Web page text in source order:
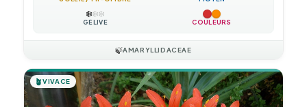
❄️❄️❄️
GÉLIVE COULEURS
🍃AMARYLLIDACEAE
🪴VIVACE